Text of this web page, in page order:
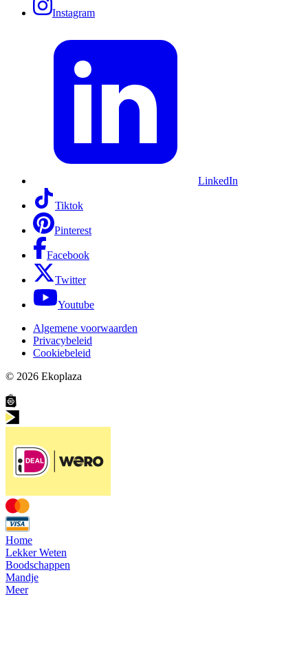
Instagram
LinkedIn
Tiktok
Pinterest
Facebook
Twitter
Youtube
Algemene voorwaarden
Privacybeleid
Cookiebeleid
© 2026 Ekoplaza
Home
Lekker Weten
Boodschappen
Mandje
Meer